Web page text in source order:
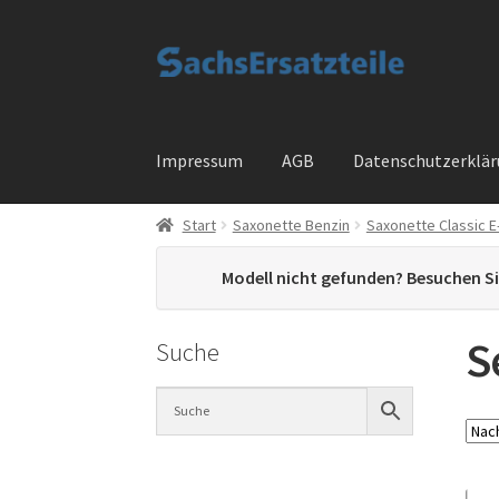
Zur
Zum
Impressum AGB
StartAGB DatenschutzerklärungImpressum
Widerrufsbelehrung Cart CheckoutMy
Start Saxonette Benzin Saxonette Classic
Modell nicht gefunden? Besuchen
Suche